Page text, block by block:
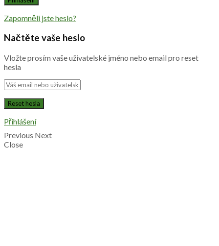
Zapomněli jste heslo?
Načtěte vaše heslo
Vložte prosím vaše uživatelské jméno nebo email pro reset
hesla
Přihlášení
Previous Next
Close